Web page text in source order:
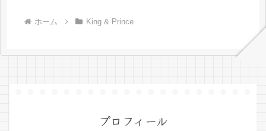
ホーム King & Prince
プロフィール